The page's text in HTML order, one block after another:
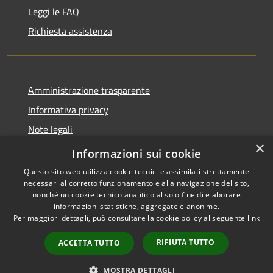
Leggi le FAQ
Richiesta assistenza
Amministrazione trasparente
Informativa privacy
Note legali
Dichiarazione di accessibilità
Accessibilità
Copyright © 2026 • Città di
Erice • Powered by
Municipium•
Accesso
redazione
×
Informazioni sui cookie
Questo sito web utilizza cookie tecnici e assimilati strettamente
necessari al corretto funzionamento e alla navigazione del sito,
nonché un cookie tecnico analitico al solo fine di elaborare
informazioni statistiche, aggregate e anonime.
Per maggiori dettagli, può consultare la cookie policy al seguente link
ACCETTA TUTTO RIFIUTA TUTTO
MOSTRA DETTAGLI